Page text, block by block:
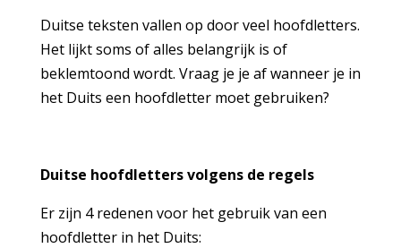
Duitse teksten vallen op door veel hoofdletters.
Het lijkt soms of alles belangrijk is of
beklemtoond wordt. Vraag je je af wanneer je in
het Duits een hoofdletter moet gebruiken?
Duitse hoofdletters volgens de regels
Er zijn 4 redenen voor het gebruik van een
hoofdletter in het Duits: